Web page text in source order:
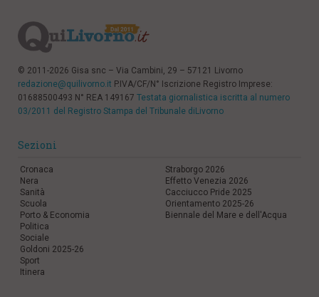
© 2011-2026 Gisa snc – Via Cambini, 29 – 57121 Livorno
redazione@quilivorno.it P.IVA/CF/N° Iscrizione Registro Imprese:
01688500493 N° REA 149167 Testata giornalistica iscritta al numero
03/2011 del Registro Stampa del Tribunale diLivorno
Sezioni
Cronaca
Nera
Sanità
Scuola
Porto & Economia
Politica
Sociale
Goldoni 2025-26
Sport
Itinera
Straborgo 2026
Effetto Venezia 2026
Cacciucco Pride 2025
Orientamento 2025-26
Biennale del Mare e dell'Acqua